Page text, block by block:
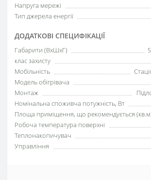
Напруга мережі
Тип джерела енергії
ДОДАТКОВІ СПЕЦИФІКАЦІЇ
Габарити (ВхШхГ)
клас захисту
Мобільність
Модель обігрівача
Монтаж
Номінальна споживча потужність, Вт
Площа приміщення, що рекомендується
Робоча температура поверхні
Теплонакопичувач
Управління